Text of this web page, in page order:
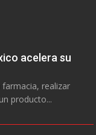
acelera su
farmacia, realizar
producto...